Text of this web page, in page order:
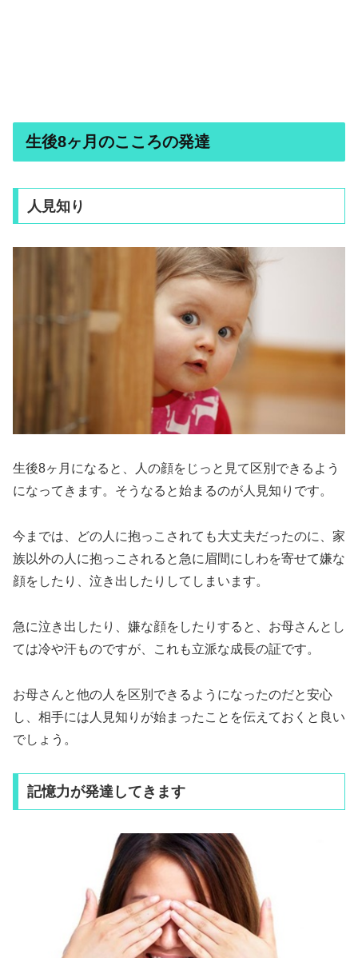
生後8ヶ月のこころの発達
人見知り
生後8ヶ月になると、人の顔をじっと見て区別できるよう
になってきます。そうなると始まるのが人見知りです。
今までは、どの人に抱っこされても大丈夫だったのに、家
族以外の人に抱っこされると急に眉間にしわを寄せて嫌な
顔をしたり、泣き出したりしてしまいます。
急に泣き出したり、嫌な顔をしたりすると、お母さんとし
ては冷や汗ものですが、これも立派な成長の証です。
お母さんと他の人を区別できるようになったのだと安心
し、相手には人見知りが始まったことを伝えておくと良い
でしょう。
記憶力が発達してきます